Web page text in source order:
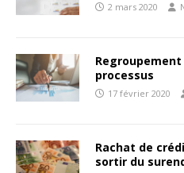
2 mars 2020
processus
17 février 2020
Rachat de
sortir du